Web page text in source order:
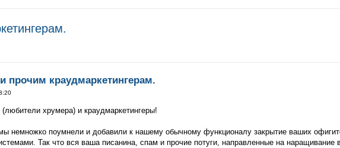
краудмаркетингерам.
хрумера) и краудмаркетингеры!
немножко поумнели и добавили к нашему обычному функционалу закрытие ваших
Так что вся ваша писанина, спам и прочие потуги, направленные на наращивание